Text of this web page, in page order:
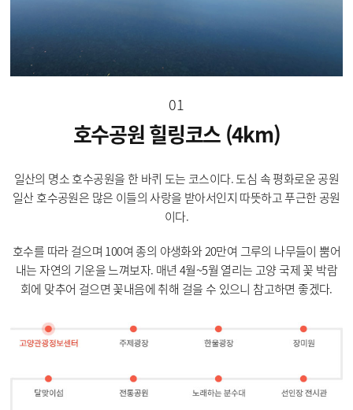
01
호수공원 힐링코스 (4km)
일산의 명소 호수공원을 한 바퀴 도는 코스이다. 도심 속 평화로운 공원
일산 호수공원은 많은 이들의 사랑을 받아서인지 따뜻하고 푸근한 공원
이다.
호수를 따라 걸으며 100여 종의 야생화와 20만여 그루의 나무들이 뿜어
내는 자연의 기운을 느껴보자. 매년 4월~5월 열리는 고양 국제 꽃 박람
회에 맞추어 걸으면 꽃내음에 취해 걸을 수 있으니 참고하면 좋겠다.